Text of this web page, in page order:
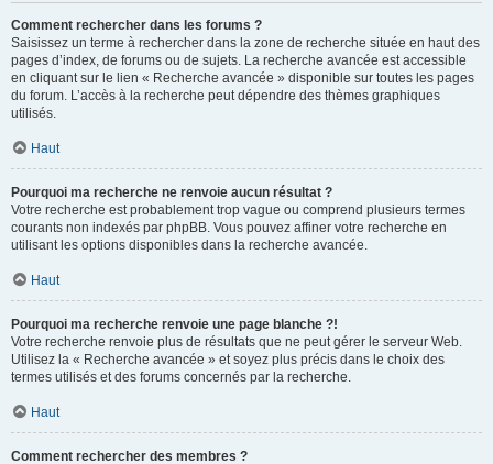
Comment rechercher dans les forums ?
Saisissez un terme à rechercher dans la zone de recherche située en haut des
pages d’index, de forums ou de sujets. La recherche avancée est accessible
en cliquant sur le lien « Recherche avancée » disponible sur toutes les pages
du forum. L’accès à la recherche peut dépendre des thèmes graphiques
utilisés.
Haut
Pourquoi ma recherche ne renvoie aucun résultat ?
Votre recherche est probablement trop vague ou comprend plusieurs termes
courants non indexés par phpBB. Vous pouvez affiner votre recherche en
utilisant les options disponibles dans la recherche avancée.
Haut
Pourquoi ma recherche renvoie une page blanche ?!
Votre recherche renvoie plus de résultats que ne peut gérer le serveur Web.
Utilisez la « Recherche avancée » et soyez plus précis dans le choix des
termes utilisés et des forums concernés par la recherche.
Haut
Comment rechercher des membres ?